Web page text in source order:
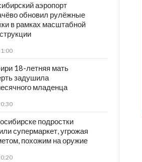
аэропорт
обновил рулёжные
в рамках масштабной
18-летняя мать
задушила
младенца
подростки
супермаркет, угрожая
похожим на оружие